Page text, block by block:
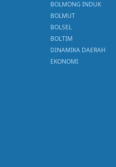
BOLMONG INDUK
BOLMUT
BOLSEL
BOLTIM
DINAMIKA DAERAH
EKONOMI